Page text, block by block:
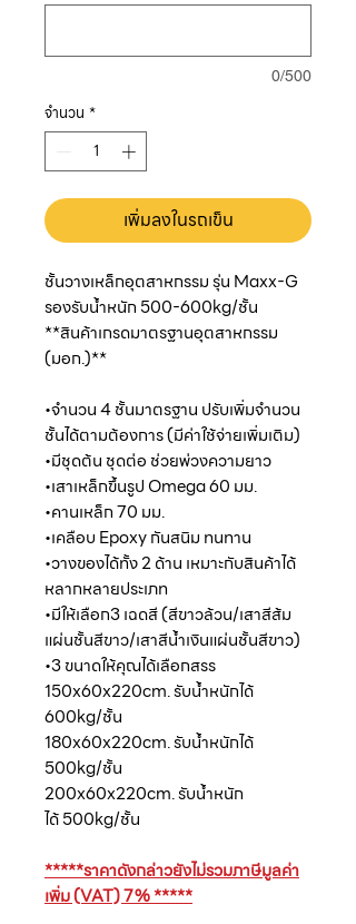
0/500
จำนวน *
เพิ่มลงในรถเข็น
ชั้นวางเหล็กอุตสาหกรรม รุ่น Maxx-G
รองรับน้ำหนัก 500-600kg/ชั้น
**สินค้าเกรดมาตรฐานอุตสาหกรรม
(มอก.)**
•จำนวน 4 ชั้นมาตรฐาน ปรับเพิ่มจำนวน
ชั้นได้ตามต้องการ (มีค่าใช้จ่ายเพิ่มเติม)
•มีชุดต้น ชุดต่อ ช่วยพ่วงความยาว
•เสาเหล็กขึ้นรูป Omega 60 มม.
•คานเหล็ก 70 มม.
•เคลือบ Epoxy กันสนิม ทนทาน
•วางของได้ทั้ง 2 ด้าน เหมาะกับสินค้าได้
หลากหลายประเภท
•มีให้เลือก3 เฉดสี (สีขาวล้วน/เสาสีส้ม
แผ่นชั้นสีขาว/เสาสีน้ำเงินแผ่นชั้นสีขาว)
•3 ขนาดให้คุณได้เลือกสรร
150x60x220cm. รับน้ำหนักได้
600kg/ชั้น
180x60x220cm. รับน้ำหนักได้
500kg/ชั้น
200x60x220cm. รับน้ำหนัก
ได้ 500kg/ชั้น
*****ราคาดังกล่าวยังไม่รวมภาษีมูลค่า
เพิ่ม (VAT) 7% *****